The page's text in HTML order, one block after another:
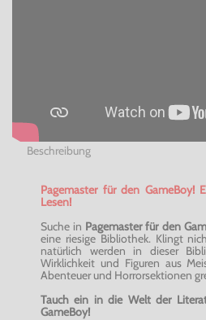
Beschreibung
Pagemaster für den GameBoy!
Lesen!
Suche in Pagemaster für den
eine riesige Bibliothek. Klingt
natürlich werden in dieser
Wirklichkeit und Figuren aus
Abenteuer und Horrorsektionen
Tauch ein in die Welt der
GameBoy!